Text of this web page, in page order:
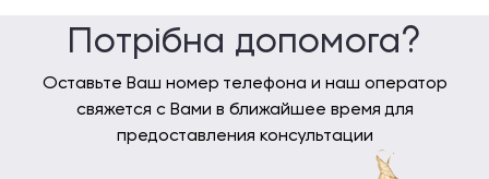
Потрібна допомога?
Оставьте Ваш номер телефона и наш оператор
свяжется с Вами в ближайшее время для
предоставления консультации